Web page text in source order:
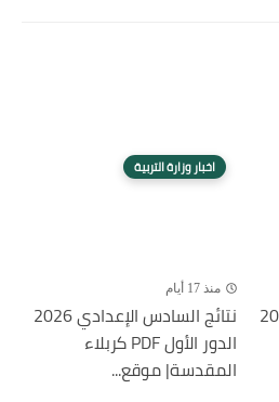
2026
اخبار وزارة التربية
منذ 17 أيام
نتائج السادس الإعدادي 2026
الدور الأول PDF كربلاء
المقدسة| موقع...